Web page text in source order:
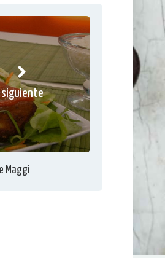
siguiente
Maggi